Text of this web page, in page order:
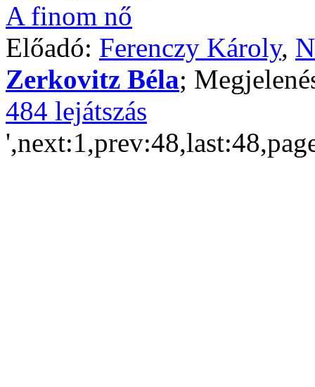
A finom nő
Előadó: Ferenczy Károly,
Zerkovitz Béla;
484 lejátszás